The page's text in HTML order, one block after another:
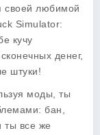
своей любимой
Simulator:
кучу
денег,
штуки!
моды, ты
бан,
ты все же